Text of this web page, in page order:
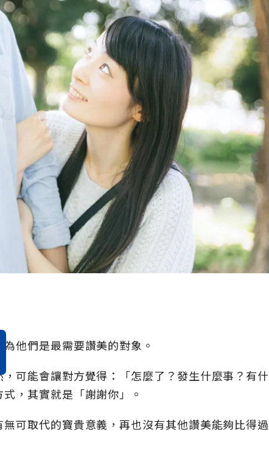
他們是最需要讚美的對象。
可能會讓對方覺得：「怎麼了？發生什麼事？有什
，其實就是「謝謝你」。
無可取代的寶貴意義，再也沒有其他讚美能夠比得過